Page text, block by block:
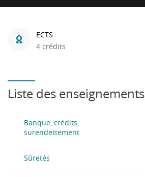
ECTS
4 crédits
Liste des enseignements
Banque, crédits,
surendettement
Sûretés